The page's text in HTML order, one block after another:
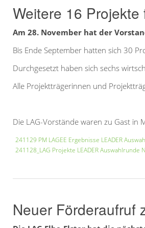
Weitere 16
Am 28. November hat der
Bis Ende September hatten sich 30
Durchgesetzt haben sich sechs
Alle Projektträgerinnen und
Die LAG-Vorstände waren zu Gast
241129 PM LAGEE Ergebnisse LEADER
241128_LAG Projekte LEADER Auswahlrunde
Neuer Förderaufruf